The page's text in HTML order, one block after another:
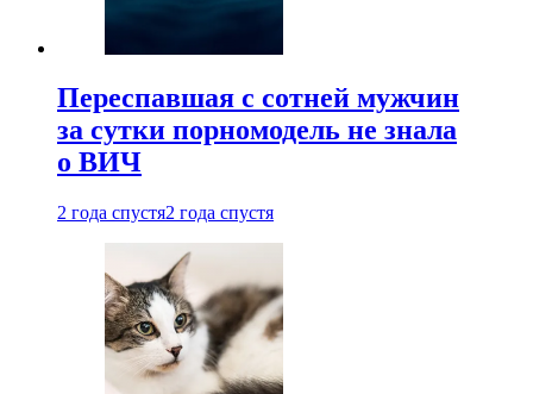
Переспавшая с сотней мужчин
за сутки порномодель не знала
о ВИЧ
2 года спустя2 года спустя